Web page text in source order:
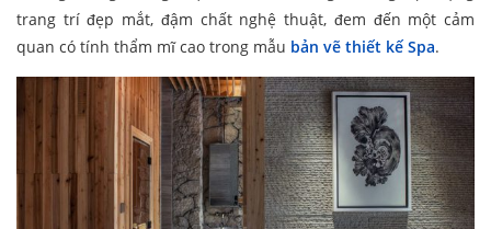
trang trí đẹp mắt, đậm chất nghệ thuật, đem đến một cảm
quan có tính thẩm mĩ cao trong mẫu bản vẽ thiết kế Spa.